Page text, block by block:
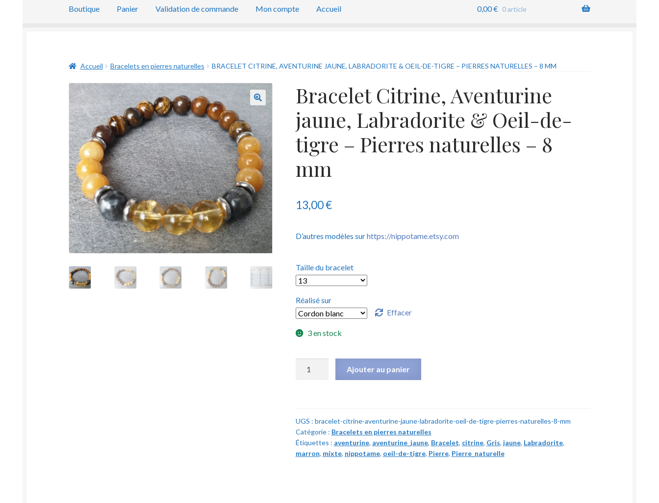
Boutique Panier Validation de commande Mon compte Accueil 0,00€ 0 article
Accueil Bracelets en pierres naturelles BRACELET CITRINE, AVENTURINE JAUNE, LABRADORITE & OEIL-DE-TIGRE – PIERRES NATURELLES – 8 MM
Bracelet Citrine, Aventurine
jaune, Labradorite & Oeil-de-
tigre – Pierres naturelles – 8
mm
13,00€
D’autres modèles surhttps://nippotame.etsy.com
Taille du bracelet
Réalisé sur
Effacer
3 en stock
jaune,
Labradorite
Ajouter au panier
UGS : bracelet-citrine-aventurine-jaune-labradorite-oeil-de-tigre-pierres-naturelles-8-mm
Catégorie : Bracelets en pierres naturelles
Étiquettes : aventurine, aventurine_jaune, Bracelet, citrine, Gris, jaune, Labradorite,
marron, mixte, nippotame, oeil-de-tigre, Pierre, Pierre_naturelle